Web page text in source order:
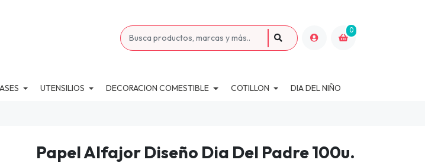
0
UTENSILIOS DECORACION COMESTIBLE COTILLON DIA DEL NIÑO
Papel Alfajor Diseño Dia Del Padre 100u.